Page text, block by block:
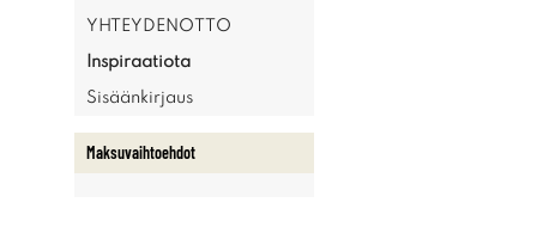
YHTEYDENOTTO
Inspiraatiota
Sisäänkirjaus
Maksuvaihtoehdot